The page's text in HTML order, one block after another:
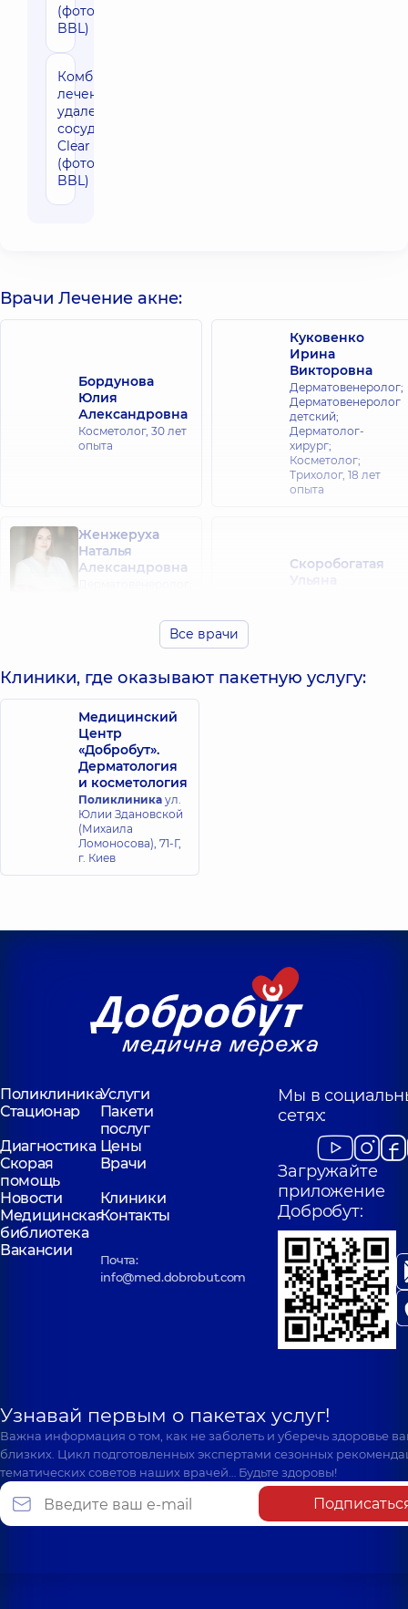
(фототерапия
BBL)
Комбинированное
лечение акне и
удаления мелких
сосудов Forever
Clear зоны шеи
(фототерапия
BBL)
Врачи Лечение акне:
Бордунова
Юлия
Александровна
Косметолог, 30 лет
опыта
Куковенко
Ирина
Викторовна
Дерматовенеролог;
Дерматовенеролог
детский;
Дерматолог-
хирург;
Косметолог;
Трихолог, 18 лет
опыта
Женжеруха
Наталья
Александровна
Трихолог,5 лет
опыта
Скоробогатая
Ульяна
Кудина Леся
Борисовна
Косметолог,6 лет
опыта
Все врачи
Клиники, где оказывают пакетную услугу:
Медицинский
Центр
«Добробут».
Дерматология
и косметология
Поликлиника ул.
Юлии Здановской
(Михаила
Ломоносова), 71-Г,
г. Киев
ПоликлиникаУслуги
Стационар
Пакети
послуг
Диагностика Цены
Скорая
помощь
Врачи
Новости
Клиники
Медицинская
библиотека
Контакты
Вакансии
Почта:
info@med.dobrobut.com
Мы в
сетях:
Загружайте
приложение
Добробут:
Узнавай первым о пакетах услуг!
Важна информация о том, как не заболеть и уберечь здоровье
близких. Цикл подготовленных экспертами сезонных
тематических советов наших врачей… Будьте здоровы!